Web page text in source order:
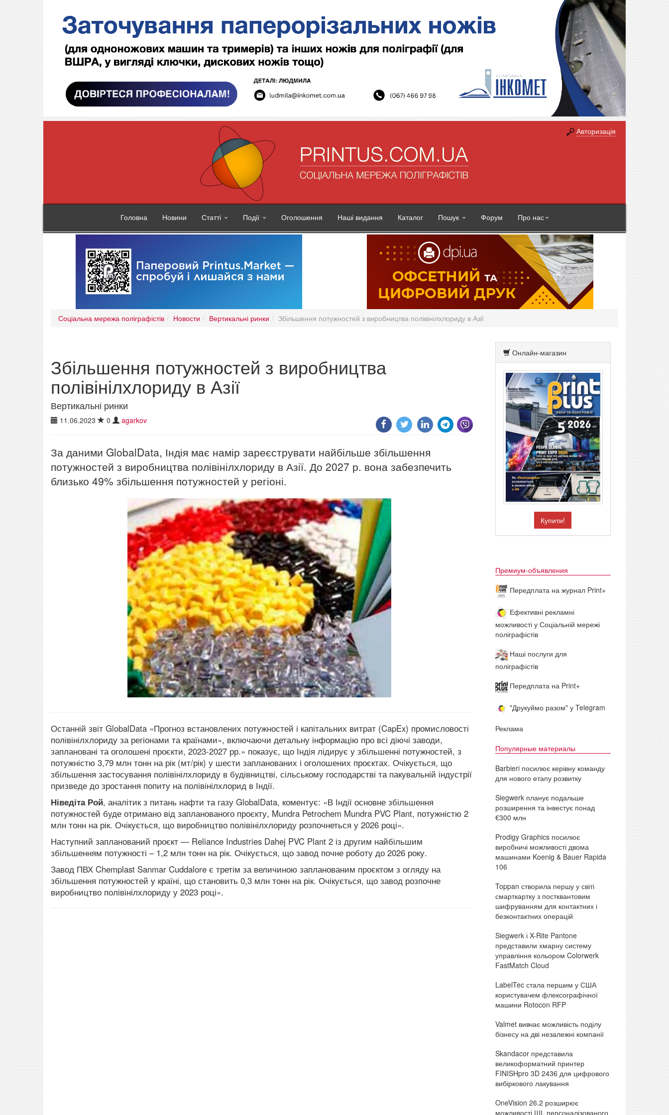
Авторизація
Головна Новини Статті Події Оголошення Наші видання Каталог Пошук Форум Про нас
Соціальна мережа поліграфістів Новости Вертикальні ринки Збільшення потужностей з виробництва полівінілхлориду в Азії
Збільшення потужностей з виробництва
полівінілхлориду в Азії
Вертикальні ринки
11.06.2023 0 agarkov
За даними GlobalData, Індія має намір зареєструвати найбільше збільшення
потужностей з виробництва полівінілхлориду в Азії. До 2027 р. вона забезпечить
близько 49% збільшення потужностей у регіоні.
Останній звіт GlobalData «Прогноз встановлених потужностей і капітальних витрат (CapEx) промисловості
полівінілхлориду за регіонами та країнами», включаючи детальну інформацію про всі діючі заводи,
заплановані та оголошені проєкти, 2023-2027 рр.» показує, що Індія лідирує у збільшенні потужностей, з
потужністю 3,79 млн тонн на рік (мт/рік) у шести запланованих і оголошених проєктах. Очікується, що
збільшення застосування полівінілхлориду в будівництві, сільському господарстві та пакувальній індустрії
призведе до зростання попиту на полівінілхлорид в Індії.
Ніведіта Рой, аналітик з питань нафти та газу GlobalData, коментує: «В Індії основне збільшення
потужностей буде отримано від запланованого проєкту, Mundra Petrochem Mundra PVC Plant, потужністю 2
млн тонн на рік. Очікується, що виробництво полівінілхлориду розпочнеться у 2026 році».
Наступний запланований проєкт — Reliance Industries Dahej PVC Plant 2 із другим найбільшим
збільшенням потужності – 1,2 млн тонн на рік. Очікується, що завод почне роботу до 2026 року.
Завод ПВХ Chemplast Sanmar Cuddalore є третім за величиною запланованим проєктом з огляду на
збільшення потужностей у країні, що становить 0,3 млн тонн на рік. Очікується, що завод розпочне
виробництво полівінілхлориду у 2023 році».
Онлайн-магазин
Купити!
Премиум-объявления
Передплата на журнал Print+
Ефективні рекламні
можливості у Соціальній мережі
поліграфістів
Наші послуги для
поліграфістів
Передплата на Print+
"Друкуймо разом" у Telegram
Реклама
Популярные материалы
Barbieri посилює керівну команду
для нового етапу розвитку
Siegwerk планує подальше
розширення та інвестує понад
€300 млн
Prodigy Graphics посилює
виробничі можливості двома
машинами Koenig & Bauer Rapida
106
Toppan створила першу у світі
смарткартку з постквантовим
шифруванням для контактних і
безконтактних операцій
Siegwerk і X-Rite Pantone
представили хмарну систему
управління кольором Colorwerk
FastMatch Cloud
LabelTec стала першим у США
користувачем флексографічної
машини Rotocon RFP
Valmet вивчає можливість поділу
бізнесу на дві незалежні компанії
Skandacor представила
великоформатний принтер
FINISHpro 3D 2436 для цифрового
вибіркового лакування
OneVision 26.2 розширює
можливості ШІ, персоналізованого